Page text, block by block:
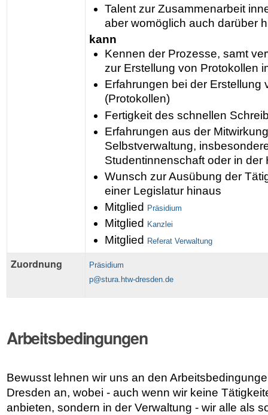
Talent zur Zusammenarbeit
aber womöglich auch darüber
kann
Kennen der Prozesse, samt
zur Erstellung von Protokollen
Erfahrungen bei der Erstellung
(Protokollen)
Fertigkeit des schnellen
Erfahrungen aus der
Selbstverwaltung,
Studentinnenschaft oder in der
Wunsch zur Ausübung der
einer Legislatur hinaus
Mitglied
Präsidium
Mitglied Kanzlei
Mitglied Referat Verwaltung
Zuordnung
Präsidium
p@stura.htw-dresden.de
Arbeitsbedingungen
Bewusst lehnen wir uns an den
Dresden an, wobei - auch wenn wir keine
anbieten, sondern in der Verwaltung - wir alle als